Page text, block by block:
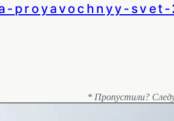
proyavochnyy-
* Пропустили?